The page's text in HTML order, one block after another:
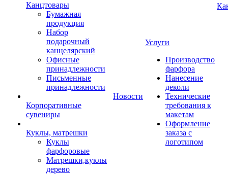
Канцтовары
Бумажная
продукция
Набор
подарочный
канцелярский
Офисные
принадлежности
Письменные
принадлежности
Корпоративные
сувениры
Куклы, матрешки
Куклы
фарфоровые
Матрешки,куклы
дерево
Новости
Услуги
Производство
фарфора
Нанесение
деколи
Технические
требования к
макетам
Оформление
заказа с
логотипом